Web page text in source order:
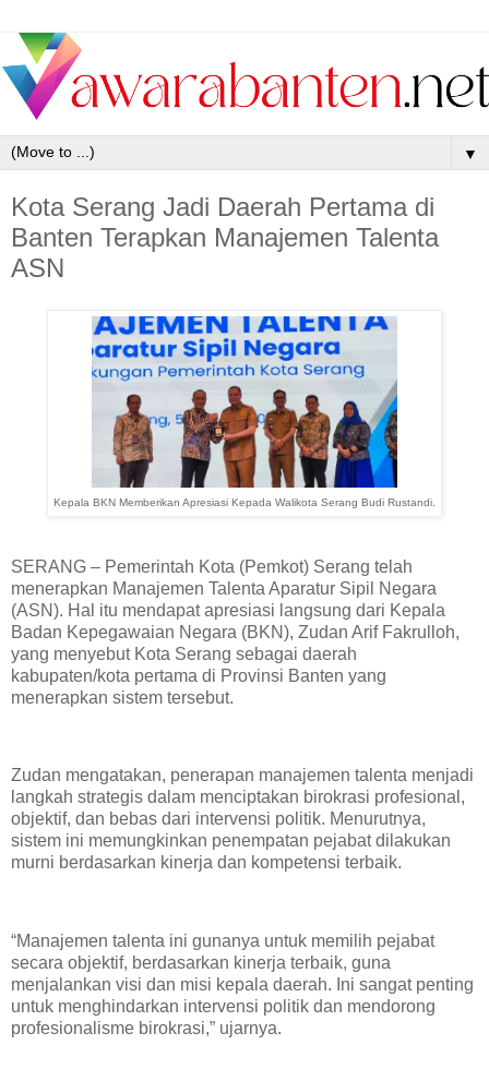
▼
Kota Serang Jadi Daerah Pertama di
Banten Terapkan Manajemen Talenta
ASN
Kepala BKN Memberikan Apresiasi Kepada Walikota Serang Budi Rustandi.
SERANG – Pemerintah Kota (Pemkot) Serang telah
menerapkan Manajemen Talenta Aparatur Sipil Negara
(ASN). Hal itu mendapat apresiasi langsung dari Kepala
Badan Kepegawaian Negara (BKN), Zudan Arif Fakrulloh,
yang menyebut Kota Serang sebagai daerah
kabupaten/kota pertama di Provinsi Banten yang
menerapkan sistem tersebut.
Zudan mengatakan, penerapan manajemen talenta menjadi
langkah strategis dalam menciptakan birokrasi profesional,
objektif, dan bebas dari intervensi politik. Menurutnya,
sistem ini memungkinkan penempatan pejabat dilakukan
murni berdasarkan kinerja dan kompetensi terbaik.
“Manajemen talenta ini gunanya untuk memilih pejabat
secara objektif, berdasarkan kinerja terbaik, guna
menjalankan visi dan misi kepala daerah. Ini sangat penting
untuk menghindarkan intervensi politik dan mendorong
profesionalisme birokrasi,” ujarnya.